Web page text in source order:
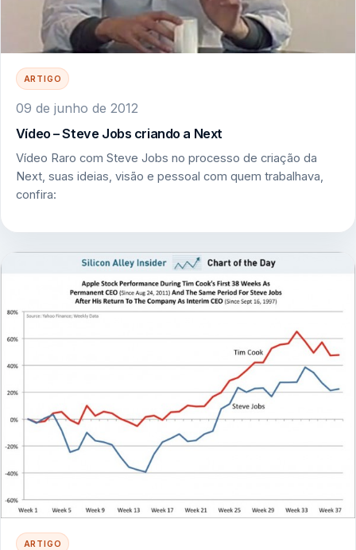
ARTIGO
09 de junho de 2012
Vídeo – Steve Jobs criando a Next
Vídeo Raro com Steve Jobs no processo de criação da
Next, suas ideias, visão e pessoal com quem trabalhava,
confira:
ARTIGO